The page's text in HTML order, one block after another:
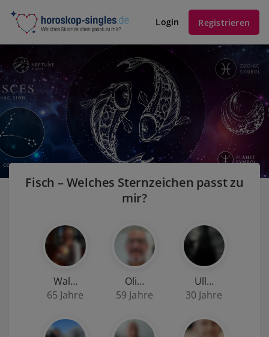
Login Registrieren
Fisch – Welches Sternzeichen passt zu
mir?
Wal…
65 Jahre
Oli…
59 Jahre
Ull…
30 Jahre